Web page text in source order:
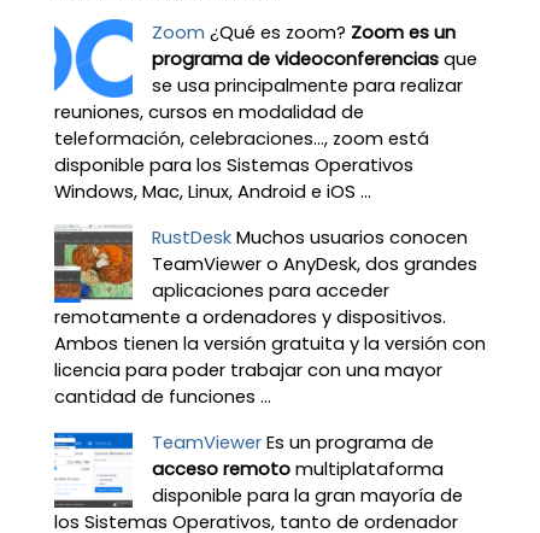
Zoom ¿Qué es zoom? Zoom es un
programa de videoconferenciasque
se usa principalmente para realizar
reuniones, cursos en modalidad de
teleformación, celebraciones…, zoom está
disponible para los Sistemas Operativos
Windows, Mac, Linux, Android e iOS ...
RustDesk Muchos usuarios conocen
TeamViewer o AnyDesk, dos grandes
aplicaciones para acceder
remotamente a ordenadores y dispositivos.
Ambos tienen la versión gratuita y la versión con
licencia para poder trabajar con una mayor
cantidad de funciones ...
TeamViewer Es un programa de
acceso remotomultiplataforma
disponible para la gran mayoría de
los Sistemas Operativos, tanto de ordenador